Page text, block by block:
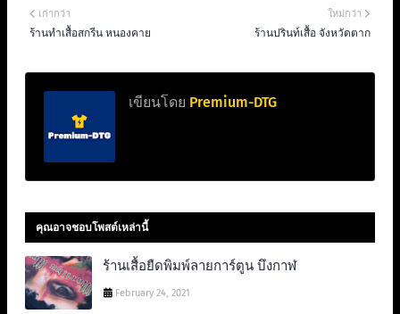
ใหม่กว่า
ร้านปรินท์เสื้อ จังหวัดตาก
เก่ากว่า
ร้านทําเสื้อสกรีน หนองคาย
เขียนโดย Premium-DTG
คุณอาจชอบโพสต์เหล่านี้
ร้านเสื้อยืดพิมพ์ลายการ์ตูน บึงกาฬ
February 24, 2021